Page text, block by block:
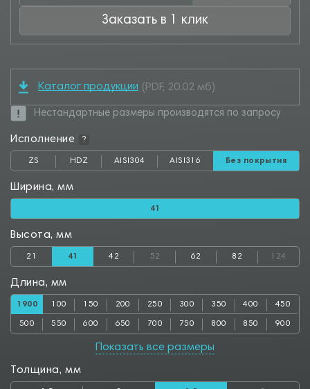
Заказать в 1 клик
Каталог продукции (PDF, 20.02 мб)
Нестандартные размеры производятся по запросу
Исполнение ?
ZS HDZ AISI304 AISI316 Без покрытия
Ширина, мм
41
Высота, мм
21 41 42 52 62 82 124
Длина, мм
1900 100 150 200 250 300 350 400 450
500 550 600 650 700 750 800 850 900
1050 1100 1150 1200 1250
1850 1950 2000 2050 2100 2150 2200 2250 2300
Показать все размеры
Толщина, мм